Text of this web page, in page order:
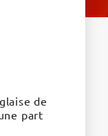
de
part